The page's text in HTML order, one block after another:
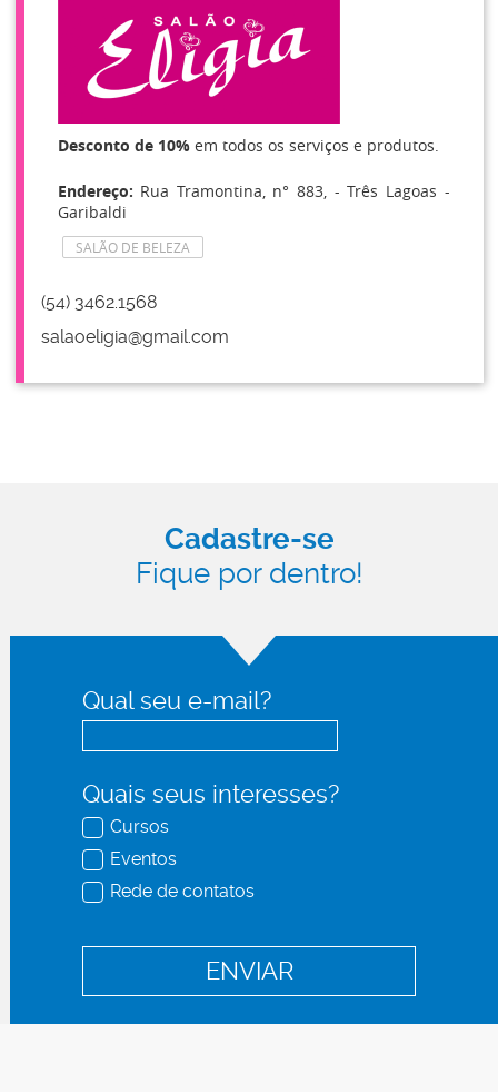
Desconto de 10% em todos os serviços e produtos.
Endereço: Rua Tramontina, n° 883, - Três Lagoas -
Garibaldi
SALÃO DE BELEZA
(54) 3462.1568
salaoeligia@gmail.com
Cadastre-se
Fique por dentro!
Qual seu e-mail?
Quais seus interesses?
Cursos
Eventos
Rede de contatos